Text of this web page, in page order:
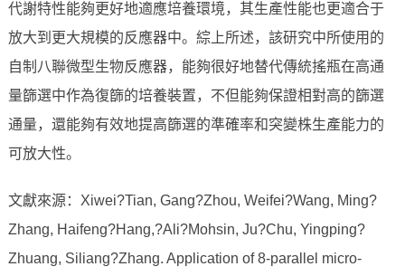
代謝特性能夠更好地適應培養環境，其生產性能也更適合于
放大到更大規模的反應器中。綜上所述，該研究中所使用的
自制八聯微型生物反應器，能夠很好地替代傳統搖瓶在高通
量篩選中作為復篩的培養裝置，不但能夠保證相對高的篩選
通量，還能夠有效地提高篩選的準確率和突變株生產能力的
可放大性。
文獻來源：Xiwei?Tian, Gang?Zhou, Weifei?Wang, Ming?
Zhang, Haifeng?Hang,?Ali?Mohsin, Ju?Chu, Yingping?
Zhuang, Siliang?Zhang. Application of 8-parallel micro-